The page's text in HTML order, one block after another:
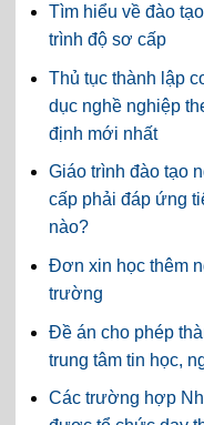
Tìm hiểu về đào
trình độ sơ cấp
Thủ tục thành lập
dục nghề nghiệp
định mới nhất
Giáo trình đào tạo
cấp phải đáp ứng
nào?
Đơn xin học thêm
trường
Đề án cho phép
trung tâm tin học,
Các trường hợp